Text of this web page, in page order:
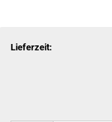
Lieferzeit: